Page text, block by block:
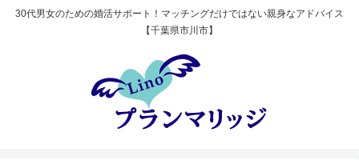
30代男女のための婚活サポート！マッチングだけではない親身なアドバイス
【千葉県市川市】